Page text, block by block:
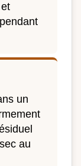
un
au